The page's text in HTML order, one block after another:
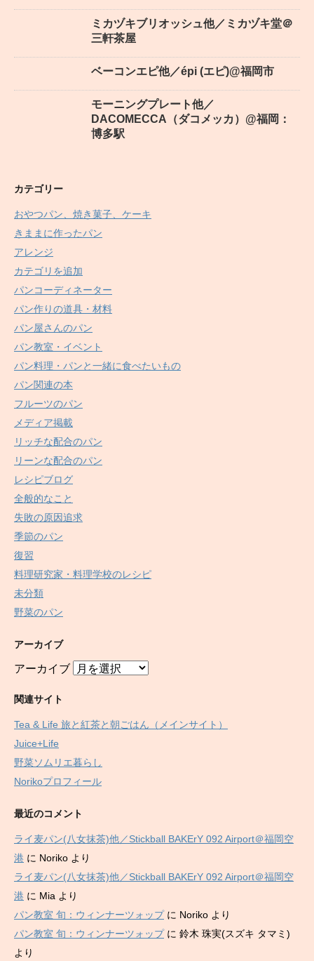
ミカヅキブリオッシュ他／ミカヅキ堂＠
三軒茶屋
ベーコンエピ他／épi (エピ)@福岡市
モーニングプレート他／
DACOMECCA（ダコメッカ）@福岡：
博多駅
カテゴリー
おやつパン、焼き菓子、ケーキ
きままに作ったパン
アレンジ
カテゴリを追加
パンコーディネーター
パン作りの道具・材料
パン屋さんのパン
パン教室・イベント
パン料理・パンと一緒に食べたいもの
パン関連の本
フルーツのパン
メディア掲載
リッチな配合のパン
リーンな配合のパン
レシピブログ
全般的なこと
失敗の原因追求
季節のパン
復習
料理研究家・料理学校のレシピ
未分類
野菜のパン
アーカイブ
アーカイブ
関連サイト
Tea & Life 旅と紅茶と朝ごはん（メインサイト）
Juice+Life
野菜ソムリエ暮らし
Norikoプロフィール
最近のコメント
ライ麦パン(八女抹茶)他／Stickball BAKErY 092 Airport＠福岡空
港 に Noriko より
ライ麦パン(八女抹茶)他／Stickball BAKErY 092 Airport＠福岡空
港 に Mia より
パン教室 旬：ウィンナーツォップに Noriko より
パン教室 旬：ウィンナーツォップに 鈴木 珠実(スズキ タマミ)
より